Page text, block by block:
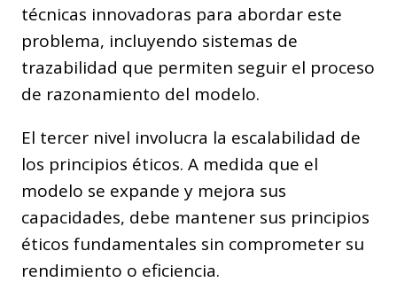
técnicas innovadoras para abordar este
problema, incluyendo sistemas de
trazabilidad que permiten seguir el proceso
de razonamiento del modelo.
El tercer nivel involucra la escalabilidad de
los principios éticos. A medida que el
modelo se expande y mejora sus
capacidades, debe mantener sus principios
éticos fundamentales sin comprometer su
rendimiento o eficiencia.